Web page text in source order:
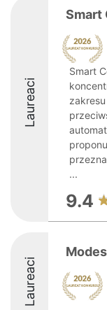
Laureaci
Smart
Smart
...
9.4
Laureaci